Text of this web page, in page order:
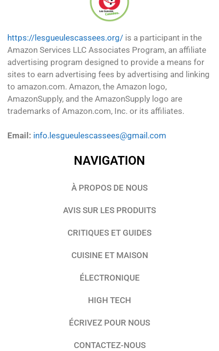
https://lesgueulescassees.org/ is a participant in the
Amazon Services LLC Associates Program, an affiliate
advertising program designed to provide a means for
sites to earn advertising fees by advertising and linking
to amazon.com. Amazon, the Amazon logo,
AmazonSupply, and the AmazonSupply logo are
trademarks of Amazon.com, Inc. or its affiliates.
Email: info.lesgueulescassees@gmail.com
NAVIGATION
À PROPOS DE NOUS
AVIS SUR LES PRODUITS
CRITIQUES ET GUIDES
CUISINE ET MAISON
ÉLECTRONIQUE
HIGH TECH
ÉCRIVEZ POUR NOUS
CONTACTEZ-NOUS